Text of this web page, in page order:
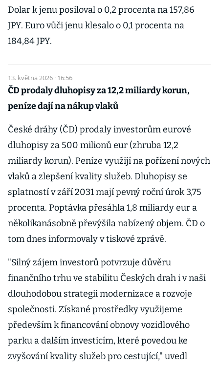
Dolar k jenu posiloval o 0,2 procenta na 157,86
JPY. Euro vůči jenu klesalo o 0,1 procenta na
184,84 JPY.
13. května 2026 · 16:56
ČD prodaly dluhopisy za 12,2 miliardy korun,
peníze dají na nákup vlaků
České dráhy (ČD) prodaly investorům eurové
dluhopisy za 500 milionů eur (zhruba 12,2
miliardy korun). Peníze využijí na pořízení nových
vlaků a zlepšení kvality služeb. Dluhopisy se
splatností v září 2031 mají pevný roční úrok 3,75
procenta. Poptávka přesáhla 1,8 miliardy eur a
několikanásobně převýšila nabízený objem. ČD o
tom dnes informovaly v tiskové zprávě.
"Silný zájem investorů potvrzuje důvěru
finančního trhu ve stabilitu Českých drah i v naši
dlouhodobou strategii modernizace a rozvoje
společnosti. Získané prostředky využijeme
především k financování obnovy vozidlového
parku a dalším investicím, které povedou ke
zvyšování kvality služeb pro cestující," uvedl